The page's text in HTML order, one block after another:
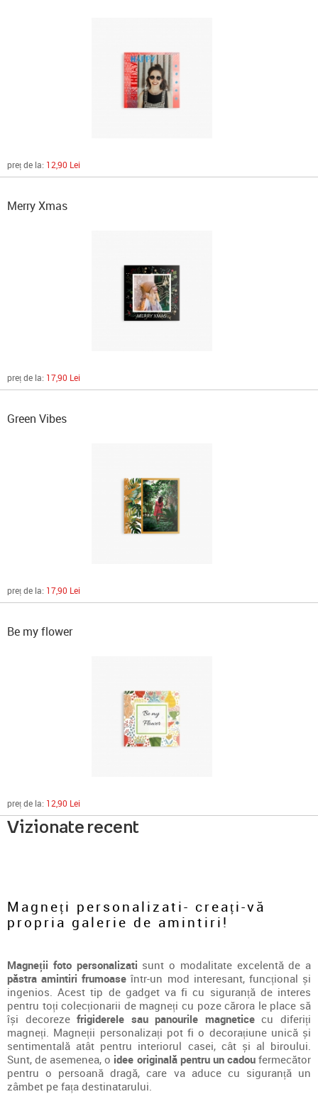
preț de la: 12,90 Lei
Merry Xmas
preț de la: 17,90 Lei
Green Vibes
preț de la: 17,90 Lei
Be my flower
preț de la: 12,90 Lei
Vizionate recent
Magneți personalizati- creați-vă
propria galerie de amintiri!
Magneții foto personalizati sunt o modalitate excelentă de a
păstra amintiri frumoase într-un mod interesant, funcțional și
ingenios. Acest tip de gadget va fi cu siguranță de interes
pentru toți colecționarii de magneți cu poze cărora le place să
își decorezefrigiderele sau panourile magneticecu diferiți
magneți. Magneții personalizați pot fi o decorațiune unică și
sentimentală atât pentru interiorul casei, cât și al biroului.
Sunt, de asemenea, o idee originală pentru un cadoufermecător
pentru o persoană dragă, care va aduce cu siguranță un
zâmbet pe fața destinatarului.